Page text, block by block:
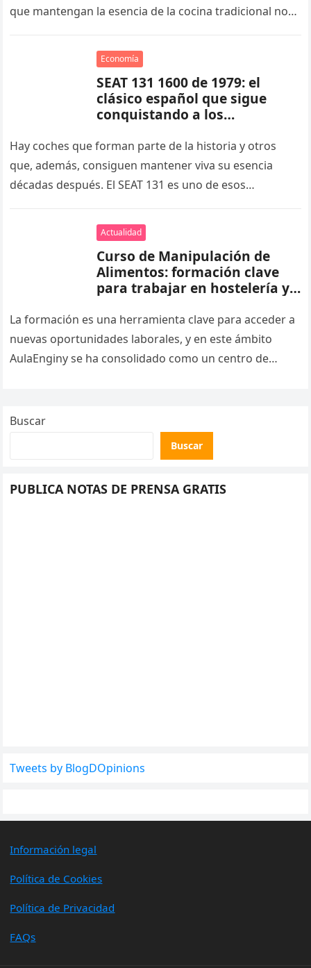
que mantengan la esencia de la cocina tradicional no
Economía
SEAT 131 1600 de 1979: el
clásico español que sigue
conquistando a los
Hay coches que forman parte de la historia y otros
que, además, consiguen mantener viva su esencia
décadas después. El SEAT 131 es uno de esos
Actualidad
Curso de Manipulación de
Alimentos: formación clave
para trabajar en hostelería y
La formación es una herramienta clave para acceder a
nuevas oportunidades laborales, y en este ámbito
AulaEnginy se ha consolidado como un centro de
Buscar
Buscar
PUBLICA NOTAS DE PRENSA GRATIS
Tweets by BlogDOpinions
Información legal
Política de Cookies
Política de Privacidad
FAQs